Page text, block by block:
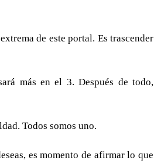
de este portal. Es trascender
más en el 3. Después de todo,
Todos somos uno.
es momento de afirmar lo que